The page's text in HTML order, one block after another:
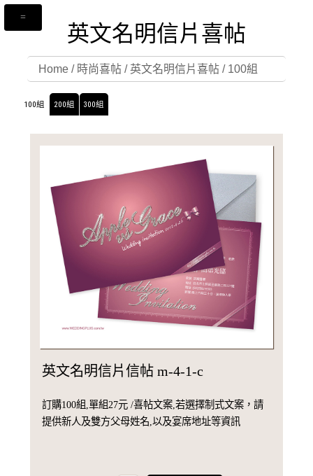
英文名明信片喜帖
Home/ 時尚喜帖/英文名明信片喜帖/ 100組
100組 200組 300組
英文名明信片信帖 m-4-1-c
訂購100組,單組27元 /喜帖文案,若選擇制式文案，請
提供新人及雙方父母姓名,以及宴席地址等資訊